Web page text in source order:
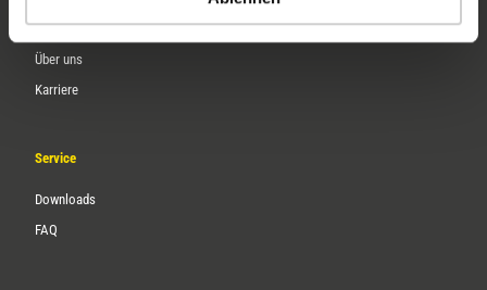
Über uns
Karriere
Service
Downloads
FAQ